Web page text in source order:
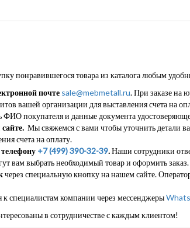
понравившегося товара из каталога любым
почте sale@mebmetall.ru. При заказе на
вашей организации для выставления счета на
ФИО покупателя и данные документа
Мы свяжемся с вами чтобы уточнить детали
счета на оплату.
+7 (499) 390-32-39.Наши сотрудники
вам выбрать необходимый товар и оформить заказ.
через специальную кнопку на нашем сайте.
к специалистам компании через мессенджеры
в сотрудничестве с каждым клиентом!